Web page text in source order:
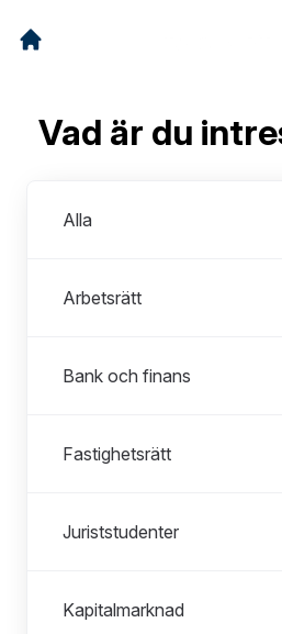
Vad är du
Alla
Arbetsrätt
Bank och finans
Fastighetsrätt
Juriststudenter
Kapitalmarknad